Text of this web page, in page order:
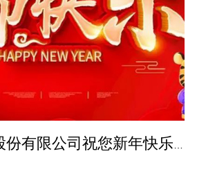
广东德远科技股份有限公司祝您新年快乐、虎年大吉！